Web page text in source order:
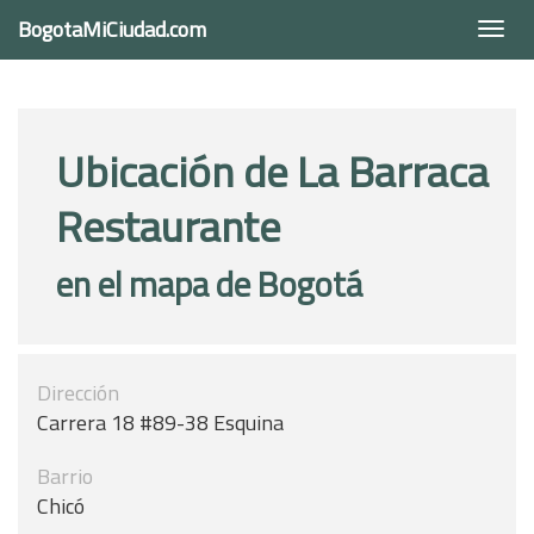
BogotaMiCiudad.com
Ubicación de La Barraca
Restaurante
en el mapa de Bogotá
Dirección
Carrera 18 #89-38 Esquina
Barrio
Chicó